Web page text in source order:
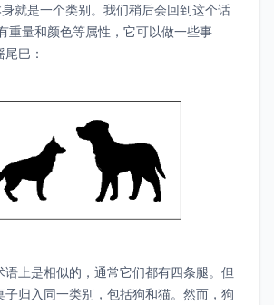
身就是一个类别。我们稍后会回到这个话
重量和颜色等属性，它可以做一些事
巴：
上是相似的，通常它们都有四条腿。但
子归入同一类别，包括狗和猫。然而，狗